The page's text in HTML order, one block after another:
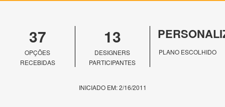
37
OPÇÕES
RECEBIDAS
13
DESIGNERS
PARTICIPANTES
PLANO ESCOLHIDO
INICIADO EM: 2/16/2011